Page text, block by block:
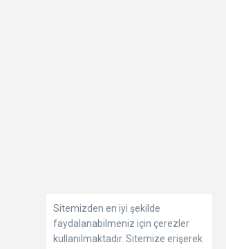
Sitemizden en iyi şekilde
faydalanabilmeniz için çerezler
kullanılmaktadır. Sitemize erişerek